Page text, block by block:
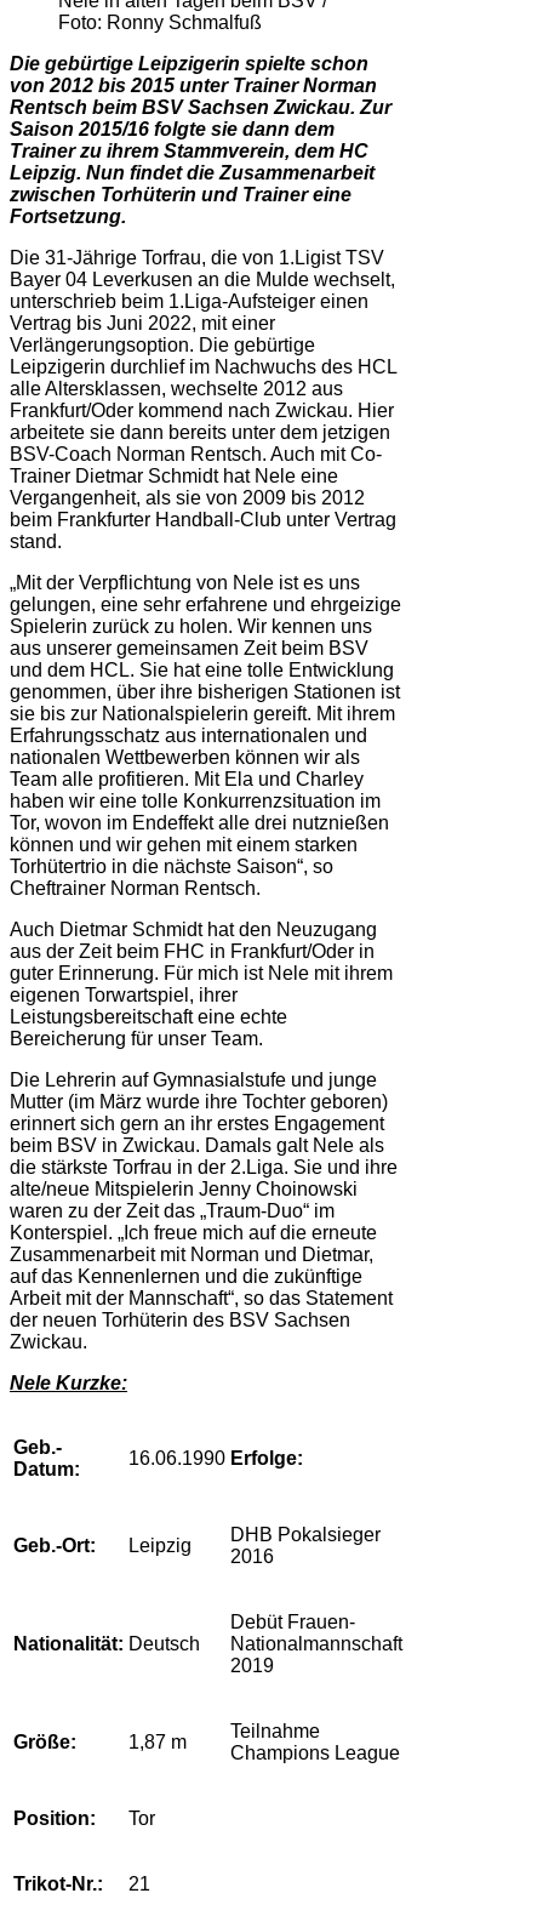
Foto: Ronny Schmalfuß
Die gebürtige Leipzigerin spielte schon
von 2012 bis 2015 unter Trainer Norman
Rentsch beim BSV Sachsen Zwickau. Zur
Saison 2015/16 folgte sie dann dem
Trainer zu ihrem Stammverein, dem HC
Leipzig. Nun findet die Zusammenarbeit
zwischen Torhüterin und Trainer eine
Fortsetzung.
Die 31-Jährige Torfrau, die von 1.Ligist TSV
Bayer 04 Leverkusen an die Mulde wechselt,
unterschrieb beim 1.Liga-Aufsteiger einen
Vertrag bis Juni 2022, mit einer
Verlängerungsoption. Die gebürtige
Leipzigerin durchlief im Nachwuchs des HCL
alle Altersklassen, wechselte 2012 aus
Frankfurt/Oder kommend nach Zwickau. Hier
arbeitete sie dann bereits unter dem jetzigen
BSV-Coach Norman Rentsch. Auch mit Co-
Trainer Dietmar Schmidt hat Nele eine
Vergangenheit, als sie von 2009 bis 2012
beim Frankfurter Handball-Club unter Vertrag
stand.
„Mit der Verpflichtung von Nele ist es uns
gelungen, eine sehr erfahrene und ehrgeizige
Spielerin zurück zu holen. Wir kennen uns
aus unserer gemeinsamen Zeit beim BSV
und dem HCL. Sie hat eine tolle Entwicklung
genommen, über ihre bisherigen Stationen ist
sie bis zur Nationalspielerin gereift. Mit ihrem
Erfahrungsschatz aus internationalen und
nationalen Wettbewerben können wir als
Team alle profitieren. Mit Ela und Charley
haben wir eine tolle Konkurrenzsituation im
Tor, wovon im Endeffekt alle drei nutznießen
können und wir gehen mit einem starken
Torhütertrio in die nächste Saison“, so
Cheftrainer Norman Rentsch.
Auch Dietmar Schmidt hat den Neuzugang
aus der Zeit beim FHC in Frankfurt/Oder in
guter Erinnerung. Für mich ist Nele mit ihrem
eigenen Torwartspiel, ihrer
Leistungsbereitschaft eine echte
Bereicherung für unser Team.
Die Lehrerin auf Gymnasialstufe und junge
Mutter (im März wurde ihre Tochter geboren)
erinnert sich gern an ihr erstes Engagement
beim BSV in Zwickau. Damals galt Nele als
die stärkste Torfrau in der 2.Liga. Sie und ihre
alte/neue Mitspielerin Jenny Choinowski
waren zu der Zeit das „Traum-Duo“ im
Konterspiel. „Ich freue mich auf die erneute
Zusammenarbeit mit Norman und Dietmar,
auf das Kennenlernen und die zukünftige
Arbeit mit der Mannschaft“, so das Statement
der neuen Torhüterin des BSV Sachsen
Zwickau.
Nele Kurzke:
Geb.-
Datum:
16.06.1990 Erfolge:
Geb.-Ort: Leipzig
DHB Pokalsieger
2016
Nationalität: Deutsch
Debüt Frauen-
Nationalmannschaft
2019
Größe: 1,87 m
Teilnahme
Champions League
Position: Tor
Trikot-Nr.: 21